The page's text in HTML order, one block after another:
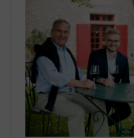
地区名
コート・ド・ボルドー
村名